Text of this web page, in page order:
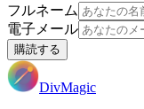
フルネーム
電子メール
購読する
DivMagic